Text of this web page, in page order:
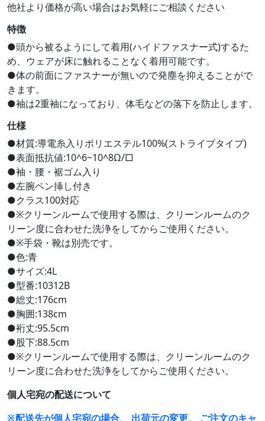
他社より価格が高い場合はお気軽にご相談ください
特徴
●頭から被るようにして着用(ハイドファスナー式)するた
め、ウェアが床に触れることなく着用可能です。
●体の前面にファスナーが無いので発塵を抑えることがで
きます。
●袖は2重袖になっており、体毛などの落下を防止します。
仕様
●材質:導電糸入りポリエステル100%(ストライプタイプ)
●表面抵抗値:10^6~10^8Ω/□
●袖・腰・裾ゴム入り
●左腕ペン挿し付き
●クラス100対応
●※クリーンルームで使用する際は、クリーンルームのク
リーン度に合わせた洗浄をしてからご使用ください。
●※手袋・靴は別売です。
●色:青
●サイズ:4L
●型番:10312B
●総丈:176cm
●胸囲:138cm
●裄丈:95.5cm
●股下:88.5cm
●※クリーンルームで使用する際は、クリーンルームのク
リーン度に合わせた洗浄をしてからご使用ください。
個人宅宛の配送について
※配送先が個人宅宛の場合、 出荷元の変更、 ご注文のキャ